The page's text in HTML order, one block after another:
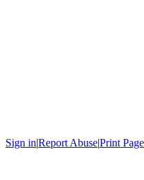
Sign in|Report Abuse|Print Page